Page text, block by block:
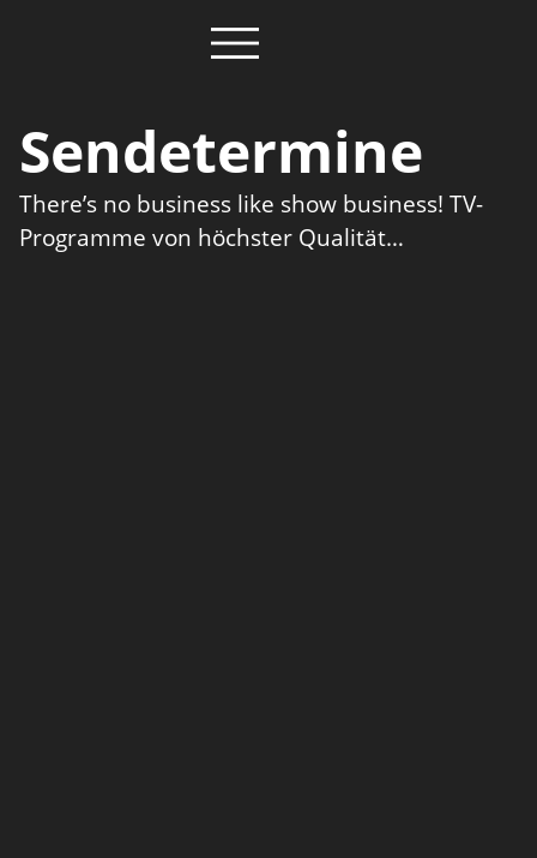
Sendetermine
There’s no business like show business! TV-
Programme von höchster Qualität…